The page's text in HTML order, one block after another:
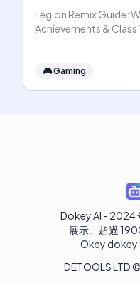
Legion Remix Guide:
Achievements & Class
🎮Gaming
Dokey AI - 2024
展示。超過
Okey dokey
DETOOLS LTD ©